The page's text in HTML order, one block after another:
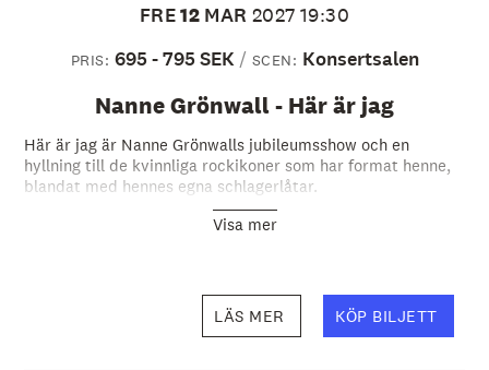
FRE12 MAR 2027 19:30
PRIS: 695 - 795 SEK SCEN: Konsertsalen
Nanne Grönwall - Här är jag
Här är jag är Nanne Grönwalls jubileumsshow och en
hyllning till de kvinnliga rockikoner som har format henne,
blandat med hennes egna schlagerlåtar.
Visa mer
KÖP BILJETT
LÄS MER